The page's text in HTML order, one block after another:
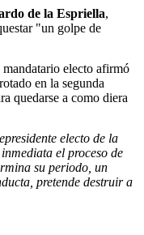
de la Espriella,
"un golpe de
mandatario electo afirmó
en la segunda
quedarse a como diera
electo de la
el proceso de
su periodo, un
pretende destruir a